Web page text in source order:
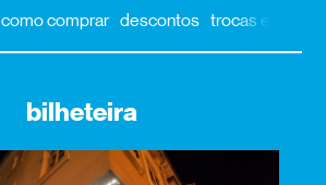
como comprar descontos trocas e
bilheteira